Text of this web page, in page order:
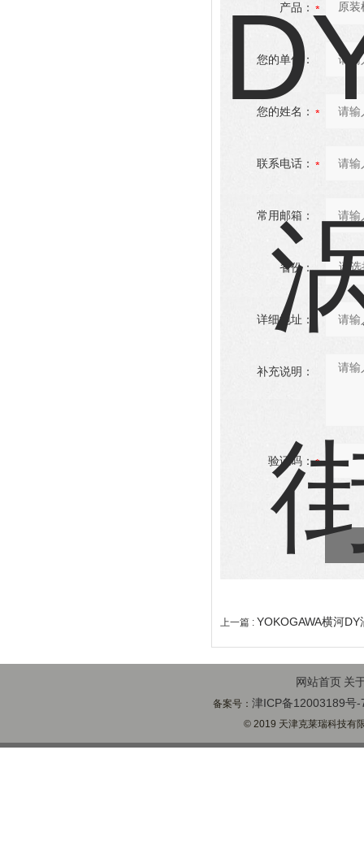
产品：
您的单位：
您的姓名：
联系电话：
常用邮箱：
省份：
详细地址：
补充说明：
验证码：
上一篇 : YOKOGAWA横河
网站首页 关
备案号：津ICP备12003189号-
© 2019 天津克莱瑞科技有